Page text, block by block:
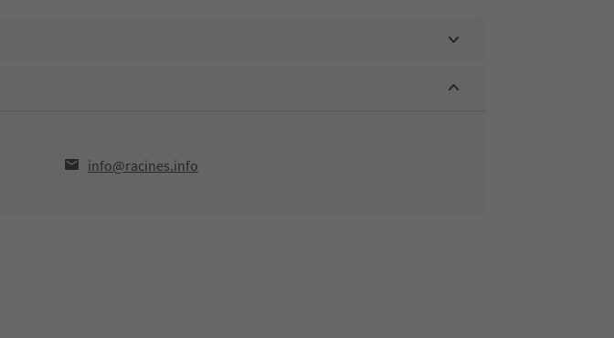
info@racines.info